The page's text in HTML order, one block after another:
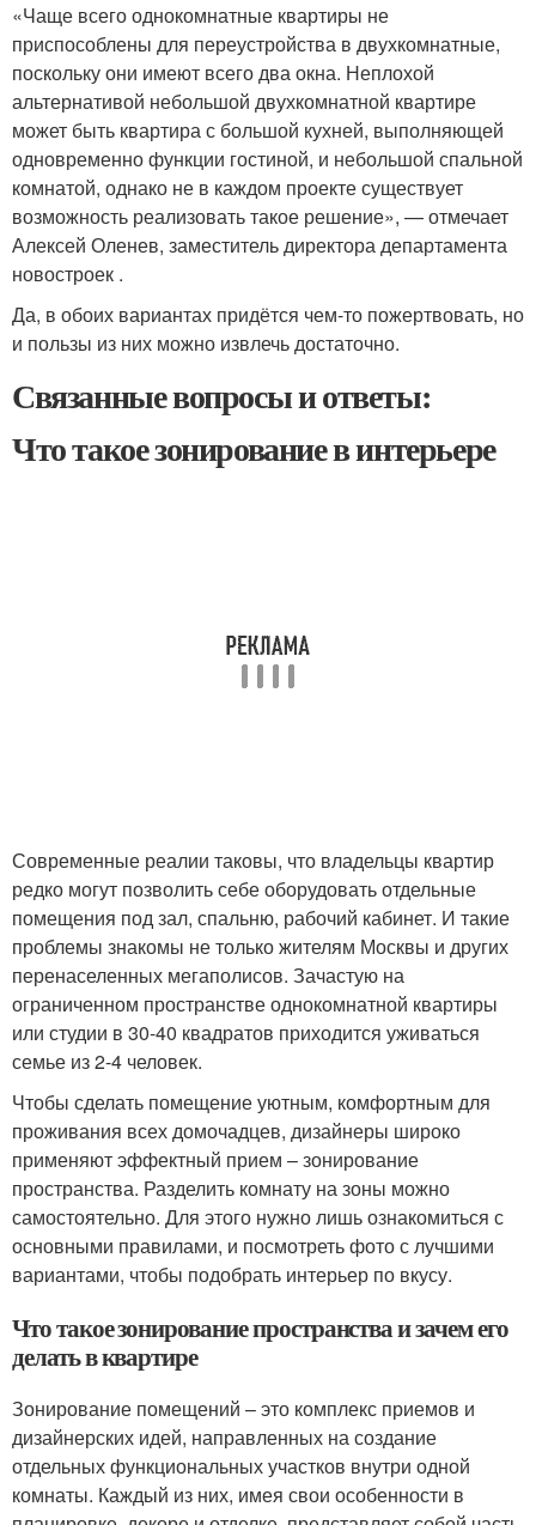
«Чаще всего однокомнатные квартиры не
приспособлены для переустройства в двухкомнатные,
поскольку они имеют всего два окна. Неплохой
альтернативой небольшой двухкомнатной квартире
может быть квартира с большой кухней, выполняющей
одновременно функции гостиной, и небольшой спальной
комнатой, однако не в каждом проекте существует
возможность реализовать такое решение», — отмечает
Алексей Оленев, заместитель директора департамента
новостроек .
Да, в обоих вариантах придётся чем-то пожертвовать, но
и пользы из них можно извлечь достаточно.
Связанные вопросы и ответы:
Что такое зонирование в интерьере
Современные реалии таковы, что владельцы квартир
редко могут позволить себе оборудовать отдельные
помещения под зал, спальню, рабочий кабинет. И такие
проблемы знакомы не только жителям Москвы и других
перенаселенных мегаполисов. Зачастую на
ограниченном пространстве однокомнатной квартиры
или студии в 30-40 квадратов приходится уживаться
семье из 2-4 человек.
Чтобы сделать помещение уютным, комфортным для
проживания всех домочадцев, дизайнеры широко
применяют эффектный прием – зонирование
пространства. Разделить комнату на зоны можно
самостоятельно. Для этого нужно лишь ознакомиться с
основными правилами, и посмотреть фото с лучшими
вариантами, чтобы подобрать интерьер по вкусу.
Что такое зонирование пространства и зачем его
делать в квартире
Зонирование помещений – это комплекс приемов и
дизайнерских идей, направленных на создание
отдельных функциональных участков внутри одной
комнаты. Каждый из них, имея свои особенности в